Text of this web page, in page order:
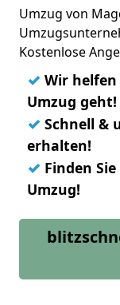
Umzug von
Kostenlose
✓ Wir
Umzug geht!
✓ Schnell &
erhalten!
✓ Finden
Umzug!